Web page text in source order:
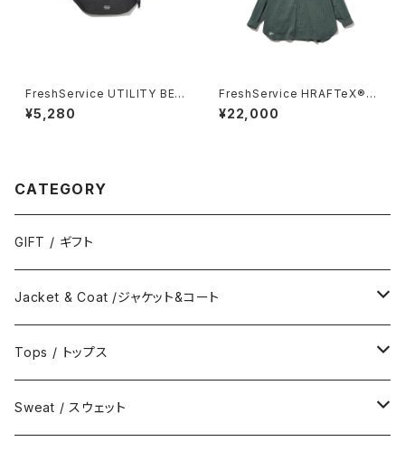
FreshService UTILITY BEL
T BAG SMALL
¥5,280
FreshService HRAFTeX®
L/S STRIPE SHIRT
¥22,000
CATEGORY
GIFT / ギフト
Jacket & Coat /ジャケット&コート
Jacket / ジャケット
Coat / コート
Tops / トップス
Shirts / シャツ
Sweat / スウェット